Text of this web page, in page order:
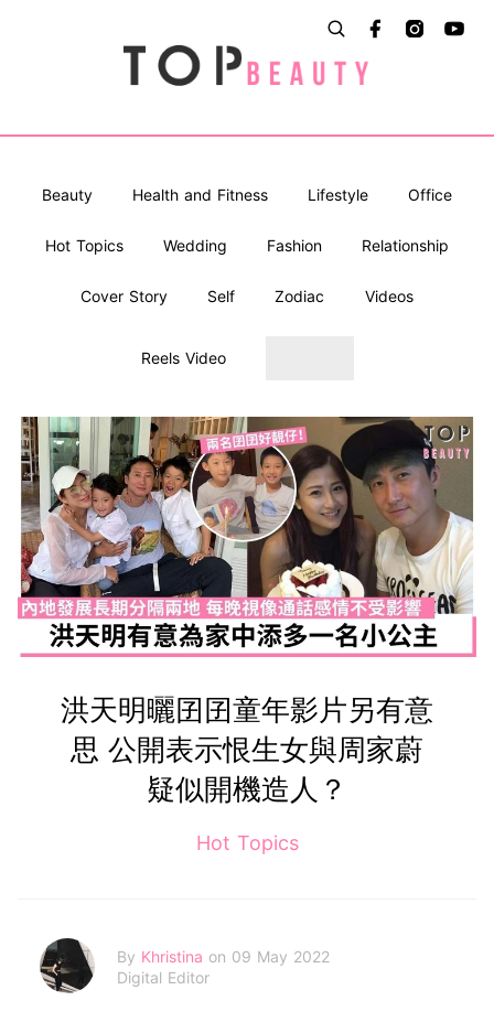
Beauty Health and Fitness Lifestyle Office
Hot Topics Wedding Fashion Relationship
Cover Story Self Zodiac Videos
Reels Video
洪天明曬囝囝童年影片另有意
思 公開表示恨生女與周家蔚
疑似開機造人？
Hot Topics
By Khristina on 09 May 2022
Digital Editor